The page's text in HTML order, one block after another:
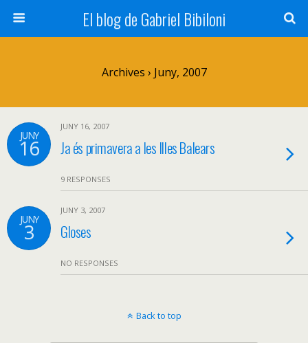
El blog de Gabriel Bibiloni
Archives › Juny, 2007
JUNY
16
JUNY 16, 2007
Ja és primavera a les Illes Balears
9 RESPONSES
JUNY
3
JUNY 3, 2007
Gloses
NO RESPONSES
Back to top